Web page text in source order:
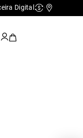
Digital Cashback